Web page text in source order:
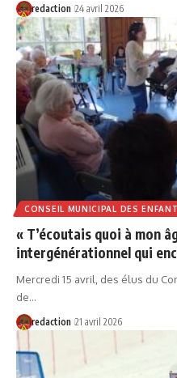
redaction 24 avril 2026
CONSEIL MUNICIPAL DES
« T’écoutais quoi à mon
intergénérationnel qui
Mercredi 15 avril, des élus du
de…
redaction 21 avril 2026